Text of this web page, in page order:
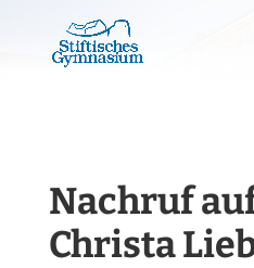
Nachruf
Christa